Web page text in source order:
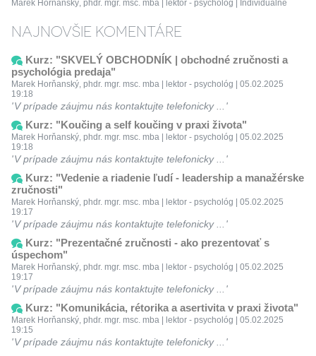
Marek Horňanský, phdr. mgr. msc. mba | lektor - psychológ | Individuálne
NAJNOVŠIE KOMENTÁRE
Kurz: "SKVELÝ OBCHODNÍK | obchodné zručnosti a
psychológia predaja"
Marek Horňanský, phdr. mgr. msc. mba | lektor - psychológ | 05.02.2025
19:18
V prípade záujmu nás kontaktujte telefonicky ...
Kurz: "Koučing a self koučing v praxi života"
Marek Horňanský, phdr. mgr. msc. mba | lektor - psychológ | 05.02.2025
19:18
V prípade záujmu nás kontaktujte telefonicky ...
Kurz: "Vedenie a riadenie ľudí - leadership a manažérske
zručnosti"
Marek Horňanský, phdr. mgr. msc. mba | lektor - psychológ | 05.02.2025
19:17
V prípade záujmu nás kontaktujte telefonicky ...
Kurz: "Prezentačné zručnosti - ako prezentovať s
úspechom"
Marek Horňanský, phdr. mgr. msc. mba | lektor - psychológ | 05.02.2025
19:17
V prípade záujmu nás kontaktujte telefonicky ...
Kurz: "Komunikácia, rétorika a asertivita v praxi života"
Marek Horňanský, phdr. mgr. msc. mba | lektor - psychológ | 05.02.2025
19:15
V prípade záujmu nás kontaktujte telefonicky ...